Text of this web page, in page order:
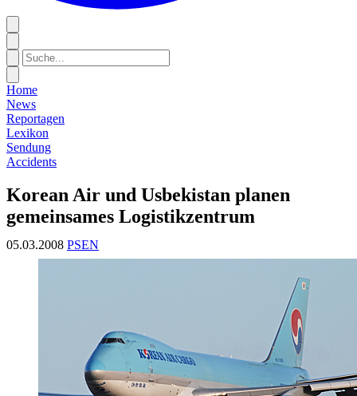
Home
News
Reportagen
Lexikon
Sendung
Accidents
Korean Air und Usbekistan planen
gemeinsames Logistikzentrum
05.03.2008 PSEN